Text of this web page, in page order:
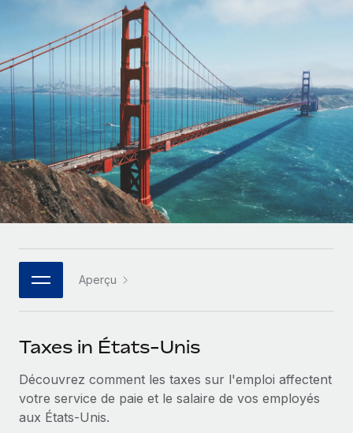
Gestion des freelances
Intégrez et gérez vos freelances partout dans le monde
Sous-traitez les opérations complexes liées à l’emploi
INFRASTRUCTURE
Intégration Remote
Intégrez vos RH aux flux de travail en toute simplicité
Plateforme
Connecter
Nouveau
Connectez n'importe quel outil d’IA à Remote grâce à
notre MCP
Intégrations
SERVICES
Comparer Remote
Examinez notre service par rapport aux autres
CROISSANCE
Start-ups
Des solutions agiles et internationales pour les RH et la
paie des entreprises en pleine croissance
Entreprises intermédiaires
Développez vos équipes avec des solutions RH sur
mesure
Entreprise
Les RH à l’international pour les grandes entreprises
Partenaires stratégiques de la tech
Devenir partenaire
Explorez avec nous vos opportunités de partenariat
Calculateur de paiement des freelances
Découvrez les devises disponibles et les vitesses de
paiement pour vos freelances internationaux
APPRENDRE AVEC REMOTE
Recherche et guides
Études de cas
Checklists et modèles
Descriptions de postes
Salle de presse
Données sur les salaires et les talents
Nederlands
Français
Deutsch
Español
Italiano
Português (Portugal)
日本語
한국어
Connexion
Aperçu
Taxes in États-Unis
Découvrez comment les taxes sur l'emploi affectent
votre service de paie et le salaire de vos employés
aux États-Unis.